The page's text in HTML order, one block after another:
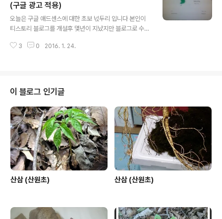
예상번호 말굽버섯 도라지 태백산 버섯 홍더덕 장생도라지
지치 이번주 로또번호 로또번호 롯데시네마 한국산삼협회
약용버섯 국운 단암 풍경 공연 감정소견서 노봉방 산삼사
번호 예상 진덕원 덕다리버섯 운지버섯 산삼산행 박영호
(구글 광고 적용)
오늘은 구글 애드센스에 대한 초보 넋두리 입니다 본인이
티스토리 블로그를 개설후 몇년이 지났지만 블로그로 수입
많앗던 사람이고.... 오늘 우연히 블로그 개편을 하면서 ...
도 답이 온다 아니온다 말도 많고... 이런 저런 가입에 대한
재약이 있나 본데. 운 이 좋았는지 신청 후 바로 등록 및 상
단에 보이는 내용으로 확인가능 하였읍니다. 차후 애드센
스로 수입이 창출 된다면.. 전액 독고노인과 불우아동을 위
해 쓰도록 하겠습니다. 혹여 오랜 세월동안 3000개가 넘
는 포스팅 속..
3 0 2016. 1. 24.
이 블로그 인기글
산삼 (산원초) 산삼 (산원초)